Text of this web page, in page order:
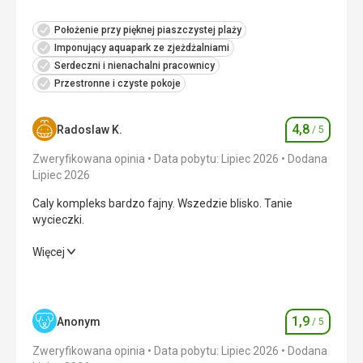
Położenie przy pięknej piaszczystej plaży
Imponujący aquapark ze zjeżdżalniami
Serdeczni i nienachalni pracownicy
Przestronne i czyste pokoje
Radoslaw K. Ocena
4,8 / 5
Zweryfikowana opinia Data pobytu: Lipiec 2026
Dodana
Lipiec 2026
Caly kompleks bardzo fajny. Wszedzie blisko. Tanie
wycieczki.
Caly kompleks bardzo fajny. Wszedzie blisko. Tanie
Zakwaterowanie 4,0/ 5
Więcej
Anonym Ocena
1,9 / 5
Zweryfikowana opinia Data pobytu: Lipiec 2026
Dodana